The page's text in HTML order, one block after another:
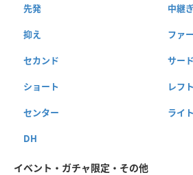
先発 中継
抑え ファ
セカンド サード
ショート レフト
センター ライト
DH
イベント・ガチャ限定・その他